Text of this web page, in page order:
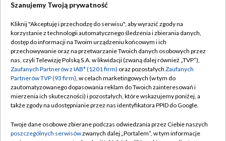
TVP
Abonament TVP
Sklep TVP
Biuro Reklamy
Oferta Handlowa
Emisja w TVP
Regulamin TVP
Polityka prywatności
Moje zgody
Biuro reklamy
Szanujemy Twoją prywatność
Kliknij "Akceptuję i przechodzę do serwisu", aby wyrazić zgody na
korzystanie z technologii automatycznego śledzenia i zbierania danych,
dostęp do informacji na Twoim urządzeniu końcowym i ich
przechowywanie oraz na przetwarzanie Twoich danych osobowych przez
nas, czyli Telewizję Polską S.A. w likwidacji (zwaną dalej również „TVP”),
Zaufanych Partnerów z IAB* (1201 firm) oraz pozostałych Zaufanych
Partnerów TVP (93 firm), w celach marketingowych (w tym do
zautomatyzowanego dopasowania reklam do Twoich zainteresowań i
mierzenia ich skuteczności) i pozostałych, które wskazujemy poniżej, a
także zgody na udostępnianie przez nas identyfikatora PPID do Google.
Twoje dane osobowe zbierane podczas odwiedzania przez Ciebie naszych
poszczególnych serwisówzwanych dalej „Portalem”, w tym informacje